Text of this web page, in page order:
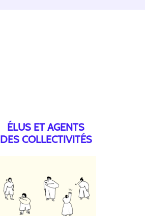
ÉLUS ET AGENTS
DES COLLECTIVITÉS